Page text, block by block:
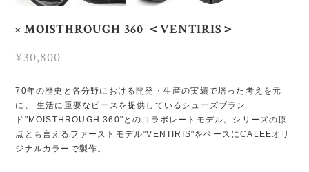
× MOISTHROUGH 360 ＜VENTIRIS＞
¥30,800
70年の歴史と各分野における開発・生産の実績で培った考えを元
に、 生活に重要なピースを提供しているシューズブラン
ド"MOISTHROUGH 360"とのコラボレートモデル。シリーズの原
点とも言えるファーストモデル"VENTIRIS"をベースにCALEEオリ
ジナルカラーで製作。